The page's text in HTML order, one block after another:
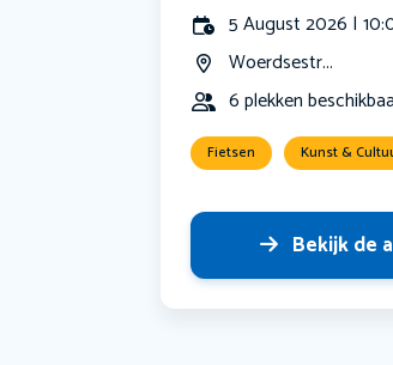
5 August 2026 |
Woerdsestr...
6 plekken
Fietsen Kunst &
Bekijk de